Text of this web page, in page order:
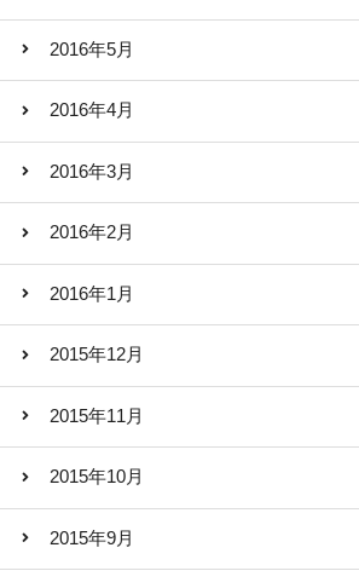
2016年5月
2016年4月
2016年3月
2016年2月
2016年1月
2015年12月
2015年11月
2015年10月
2015年9月